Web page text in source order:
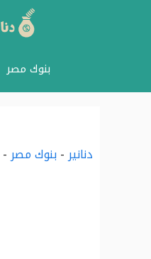
بنوك مصر
دنانير-بنوك مصر-